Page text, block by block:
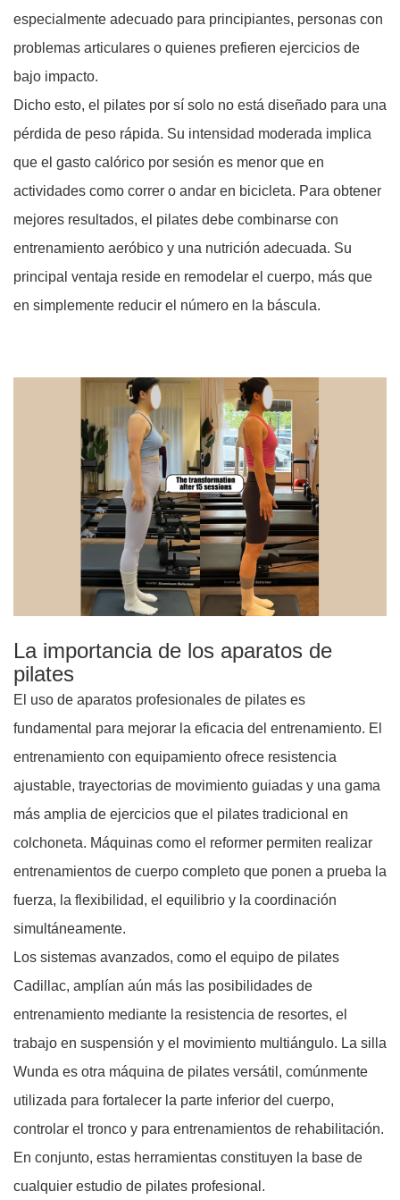
especialmente adecuado para principiantes, personas con
problemas articulares o quienes prefieren ejercicios de
bajo impacto.
Dicho esto, el pilates por sí solo no está diseñado para una
pérdida de peso rápida. Su intensidad moderada implica
que el gasto calórico por sesión es menor que en
actividades como correr o andar en bicicleta. Para obtener
mejores resultados, el pilates debe combinarse con
entrenamiento aeróbico y una nutrición adecuada. Su
principal ventaja reside en remodelar el cuerpo, más que
en simplemente reducir el número en la báscula.
La importancia de los aparatos de
pilates
El uso de aparatos profesionales de pilates es
fundamental para mejorar la eficacia del entrenamiento. El
entrenamiento con equipamiento ofrece resistencia
ajustable, trayectorias de movimiento guiadas y una gama
más amplia de ejercicios que el pilates tradicional en
colchoneta. Máquinas como el reformer permiten realizar
entrenamientos de cuerpo completo que ponen a prueba la
fuerza, la flexibilidad, el equilibrio y la coordinación
simultáneamente.
Los sistemas avanzados, como el equipo de pilates
Cadillac, amplían aún más las posibilidades de
entrenamiento mediante la resistencia de resortes, el
trabajo en suspensión y el movimiento multiángulo. La silla
Wunda es otra máquina de pilates versátil, comúnmente
utilizada para fortalecer la parte inferior del cuerpo,
controlar el tronco y para entrenamientos de rehabilitación.
En conjunto, estas herramientas constituyen la base de
cualquier estudio de pilates profesional.